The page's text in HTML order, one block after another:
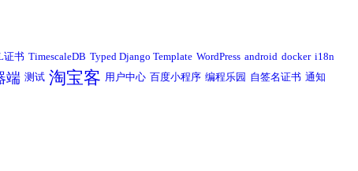
证书 TimescaleDB Typed Django Template WordPress android docker i18n
端 测试 淘宝客 用户中心 百度小程序 编程乐园 自签名证书 通知